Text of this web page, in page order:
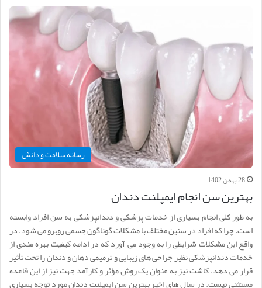
رسانه سلامت و دانش
28 بهمن 1402
بهترین سن انجام ایمپلنت دندان
به طور کلی انجام بسیاری از خدمات پزشکی و دندانپزشکی به سن افراد وابسته
است. چرا که افراد در سنین مختلف با مشکلات گوناگون جسمی روبرو می شود. در
واقع این مشکلات شرایطی را به وجود می آورد که در ادامه کیفیت بهره مندی از
خدمات دندانپزشکی نظیر جراحی های زیبایی و ترمیمی دهان و دندان را تحت تأثیر
قرار می دهد. کاشت نیز به عنوان یک روش مؤثر و کارآمد جهت نیز از این قاعده
مستثنی نیست. در سال های اخیر بهترین سن ایمپلنت دندان مورد توجه بسیاری